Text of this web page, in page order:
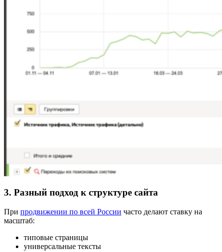
3. Разный подход к структуре сайта
При продвижении по всей России часто делают ставку на
масштаб:
типовые страницы
универсальные тексты